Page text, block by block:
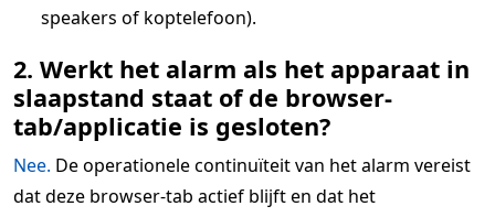
speakers of koptelefoon).
2. Werkt het alarm als het apparaat in
slaapstand staat of de browser-
tab/applicatie is gesloten?
Nee. De operationele continuïteit van het alarm vereist
dat deze browser-tab actief blijft en dat het